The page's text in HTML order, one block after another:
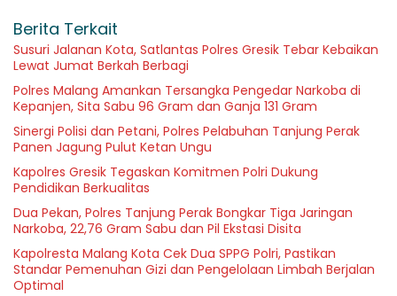
Berita Terkait
Susuri Jalanan Kota, Satlantas Polres Gresik Tebar Kebaikan
Lewat Jumat Berkah Berbagi
Polres Malang Amankan Tersangka Pengedar Narkoba di
Kepanjen, Sita Sabu 96 Gram dan Ganja 131 Gram
Sinergi Polisi dan Petani, Polres Pelabuhan Tanjung Perak
Panen Jagung Pulut Ketan Ungu
Kapolres Gresik Tegaskan Komitmen Polri Dukung
Pendidikan Berkualitas
Dua Pekan, Polres Tanjung Perak Bongkar Tiga Jaringan
Narkoba, 22,76 Gram Sabu dan Pil Ekstasi Disita
Kapolresta Malang Kota Cek Dua SPPG Polri, Pastikan
Standar Pemenuhan Gizi dan Pengelolaan Limbah Berjalan
Optimal